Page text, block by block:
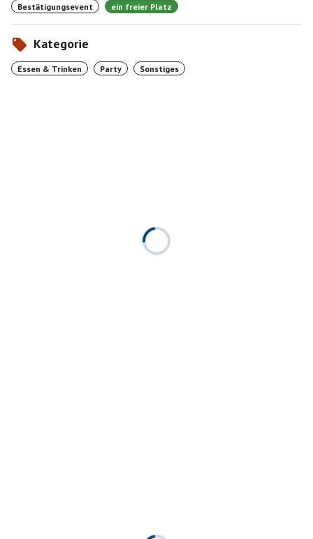
Bestätigungsevent ein freier Platz
Kategorie
Essen & Trinken Party Sonstiges